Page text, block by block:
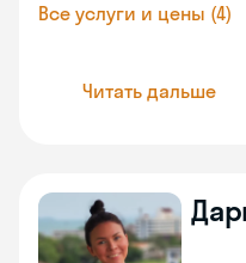
Все услуги и цены (4)
Читать дальше